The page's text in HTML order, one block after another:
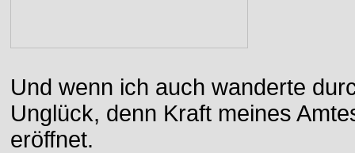
Und wenn ich auch wanderte
Unglück, denn Kraft meines
eröffnet.